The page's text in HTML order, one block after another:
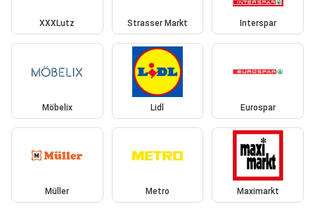
XXXLutz Strasser Markt Interspar
Möbelix Lidl Eurospar
Müller Metro Maximarkt